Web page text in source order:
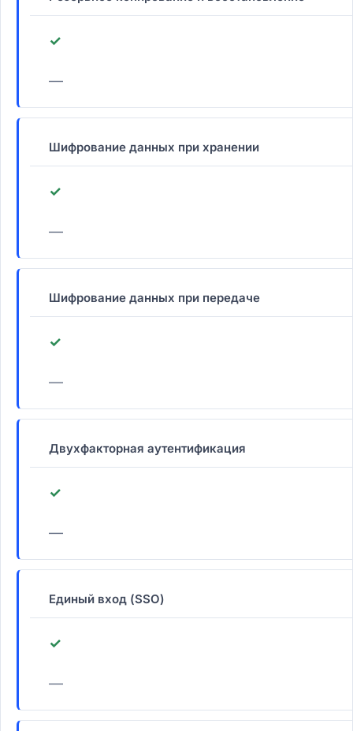
✓
—
Шифрование данных при хранении
✓
—
Шифрование данных при передаче
✓
—
Двухфакторная аутентификация
✓
—
Единый вход (SSO)
✓
—